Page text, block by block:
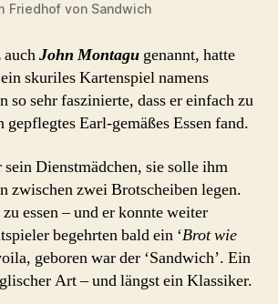
Friedhof von Sandwich
auchJohn Montagu genannt, hatte
skuriles Kartenspiel namens
so sehr faszinierte, dass er einfach zu
Earl-gemäßes Essen fand.
sein Dienstmädchen, sie solle ihm
zwischen zwei Brotscheiben legen.
essen – und er konnte weiter
begehrten bald ein ‘Brot wie
geboren war der ‘Sandwich’. Ein
Art – und längst ein Klassiker.